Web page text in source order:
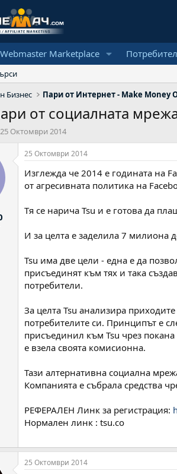
Webmaster Marketplace
Бизнес Пари от Интернет - Make Money
от социалната
Н
а
н
а
а
25 Октомври 2014
25 Октомври 2014
Изглежда че 2014 е годината на
от агресивната политика на
Тя се нарича Tsu и е готова да
И за целта е заделила 7 милиона
Tsu има две цели - една е да
присъединят към тях и така
потребители.
За целта Tsu анализира
потребителите си. Принципът е
присъединил към Tsu чрез покана
е взела своята комисионна.
Тази алтернативна социална
Компанията е събрала средства
РЕФЕРАЛЕН Линк за регистрация:
Нормален линк : tsu.co
25 Октомври 2014